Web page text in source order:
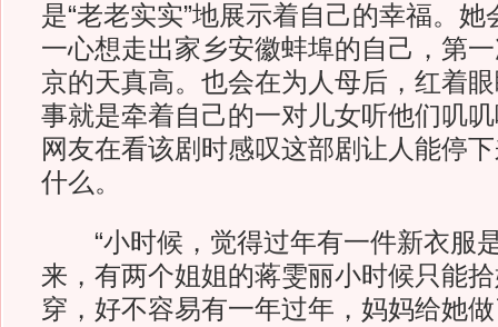
是“老老实实”地展示着自己的幸福。
一心想走出家乡安徽蚌埠的自己，第
京的天真高。也会在为人母后，红着
事就是牵着自己的一对儿女听他们叽
网友在看该剧时感叹这部剧让人能停
什么。
“小时候，觉得过年有一件新衣服
来，有两个姐姐的蒋雯丽小时候只能
穿，好不容易有一年过年，妈妈给她